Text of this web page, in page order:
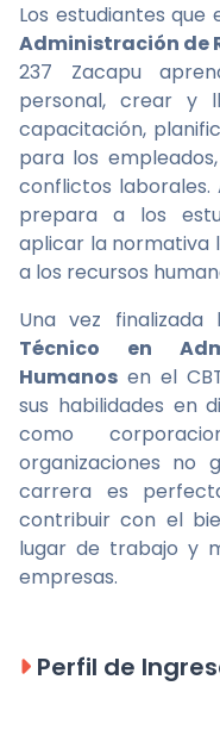
Los estudiantes
Administración de
237 Zacapu
personal, crear y
capacitación,
para los
conflictos
prepara a los
aplicar la normativa
a los recursos
Una vez
Técnico en
Humanos en el
sus habilidades en
como
organizaciones no
carrera es
contribuir con el
lugar de trabajo y
empresas.
Perfil de